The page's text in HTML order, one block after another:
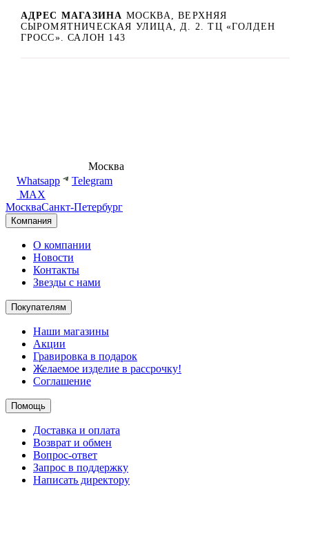
АДРЕС МАГАЗИНА МОСКВА, ВЕРХНЯЯ
СЫРОМЯТНИЧЕСКАЯ УЛИЦА, Д. 2. ТЦ «ГОЛДЕН
ГРОСС». САЛОН 143
Москва
Whatsapp
Telegram
MAX
МоскваСанкт-Петербург
Компания
О компании
Новости
Контакты
Звезды с нами
Покупателям
Наши магазины
Акции
Гравировка в подарок
Желаемое изделие в рассрочку!
Соглашение
Помощь
Доставка и оплата
Возврат и обмен
Вопрос-ответ
Запрос в поддержку
Написать директору